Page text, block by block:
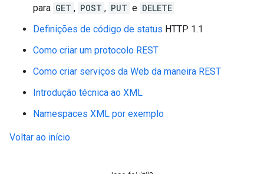
para GET , POST , PUT e DELETE
Definições de código de status HTTP 1.1
Como criar um protocolo REST
Como criar serviços da Web da maneira REST
Introdução técnica ao XML
Namespaces XML por exemplo
Voltar ao início